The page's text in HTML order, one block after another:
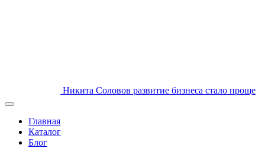
Никита Соловов развитие бизнеса стало проще
Главная
Каталог
Блог